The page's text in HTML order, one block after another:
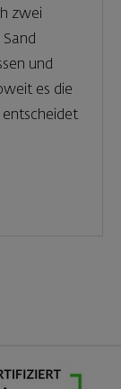
zwei
und
es die
entscheidet